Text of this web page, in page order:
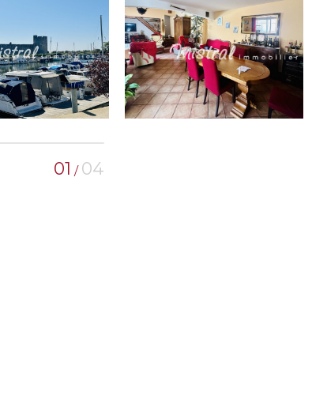
01 / 04